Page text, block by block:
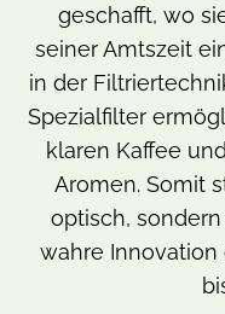
geschafft, wo
seiner Amtszeit
in der
Spezialfilter
klaren Kaffee
Aromen. Somit
optisch,
wahre Innovation